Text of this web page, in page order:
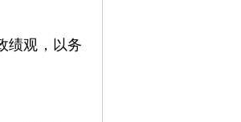
绩观，以务